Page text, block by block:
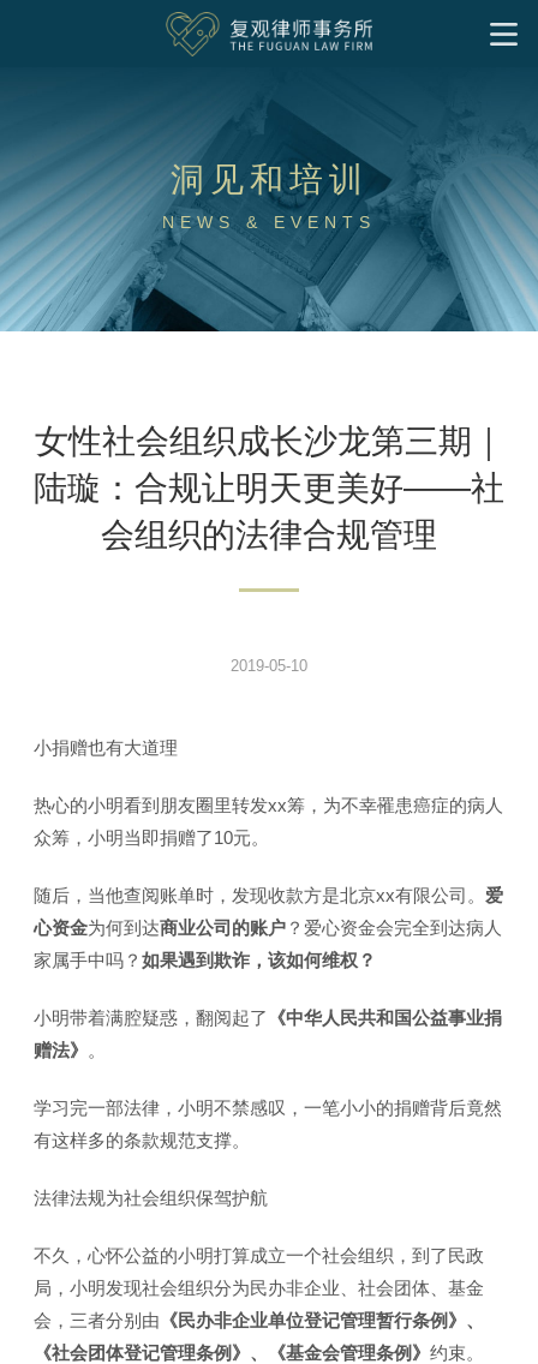
基金会
企业公益慈善
社会组织
境外非政府组织
慈善家
社会企业与影响力投资
洞见和培训
洞见
实务文章
往期培训
专项公益领域
社区慈善
气候变化和绿色发展
公益慈善出海
特殊需要家庭
律所文化
关于我们
专业人员
联系我们
公益法律服务
下载中心
律师
支持团队
实习岗位
中文
洞见和培训
NEWS & EVENTS
女性社会组织成长沙龙第三期｜
陆璇：合规让明天更美好——社
会组织的法律合规管理
2019-05-10
小捐赠也有大道理
热心的小明看到朋友圈里转发xx筹，为不幸罹患癌症的病人
众筹，小明当即捐赠了10元。
随后，当他查阅账单时，发现收款方是北京xx有限公司。 爱
心资金为何到达商业公司的账户 ？爱心资金会完全到达病人
家属手中吗？ 如果遇到欺诈，该如何维权？
小明带着满腔疑惑，翻阅起了 《中华人民共和国公益事业捐
赠法》 。
学习完一部法律，小明不禁感叹，一笔小小的捐赠背后竟然
有这样多的条款规范支撑。
法律法规为社会组织保驾护航
不久，心怀公益的小明打算成立一个社会组织，到了民政
局，小明发现社会组织分为民办非企业、社会团体、基金
会，三者分别由 《民办非企业单位登记管理暂行条例》、
《社会团体登记管理条例》、《基金会管理条例》 约束。